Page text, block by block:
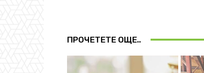
ПРОЧЕТЕТЕ ОЩЕ..